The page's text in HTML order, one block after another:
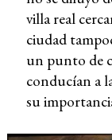
villa real
ciudad
un punto de
conducían a
su